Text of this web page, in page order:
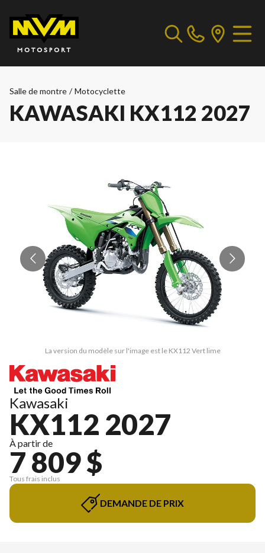
Salle de montre / Motocyclette
KAWASAKI KX112 2027
La version du modèle sur l'image est le KX112 Vert lime
Kawasaki
KX112 2027
À partir de
7 809 $
Tous frais inclus
DEMANDE DE PRIX